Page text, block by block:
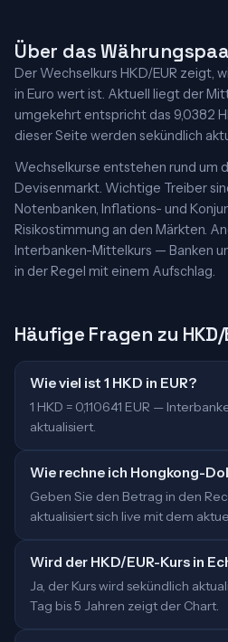
Über das
Der Wechselkurs HKD/EUR zeigt,
in Euro wert ist. Aktuell liegt der
umgekehrt entspricht das 9,0382
dieser Seite werden sekündlich
Wechselkurse entstehen rund um
Devisenmarkt. Wichtige Treiber
Notenbanken, Inflations- und
Risikostimmung an den Märkten.
Interbanken-Mittelkurs — Banken
in der Regel mit einem Aufschlag.
Häufige Fragen zu HKD/
Wie viel ist 1 HKD in EUR?
1 HKD = 0,110641 EUR —
aktualisiert.
Wie rechne ich Hongkong-
Geben Sie den Betrag in den
aktualisiert sich live mit dem
Wird der HKD/EUR-Kurs in
Ja, der Kurs wird sekündlich
Tag bis 5 Jahren zeigt der Chart.